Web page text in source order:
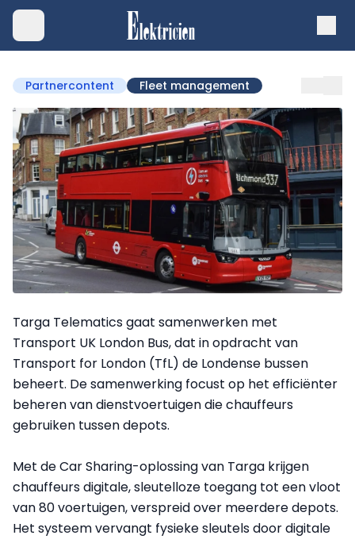
Partnercontent Fleet management
Targa Telematics gaat samenwerken met
Transport UK London Bus, dat in opdracht van
Transport for London (TfL) de Londense bussen
beheert. De samenwerking focust op het efficiënter
beheren van dienstvoertuigen die chauffeurs
gebruiken tussen depots.
Met de Car Sharing-oplossing van Targa krijgen
chauffeurs digitale, sleutelloze toegang tot een vloot
van 80 voertuigen, verspreid over meerdere depots.
Het systeem vervangt fysieke sleutels door digitale